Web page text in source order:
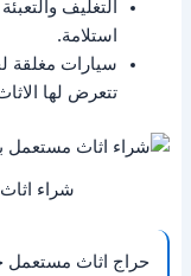
التغليف
استلامة.
سيارات مغلقة
تتعرض لها
شراء
حراج اثاث مستعمل